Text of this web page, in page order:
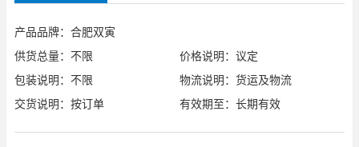
产品品牌：合肥双寅
供货总量：不限
价格说明：议定
包装说明：不限
物流说明：货运及物流
交货说明：按订单
有效期至：长期有效